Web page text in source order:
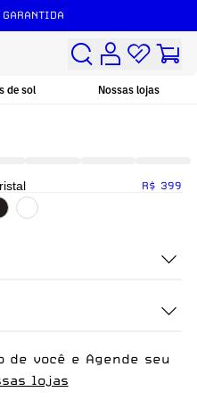
de sol Nossas lojas
R$ 399
busca um óculos
você e Agende seu
lojas